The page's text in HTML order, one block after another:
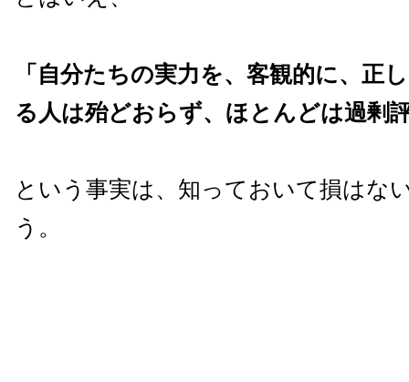
「自分たちの実力を、客観的に、正
る人は殆どおらず、ほとんどは過剰
という事実は、知っておいて損はな
う。